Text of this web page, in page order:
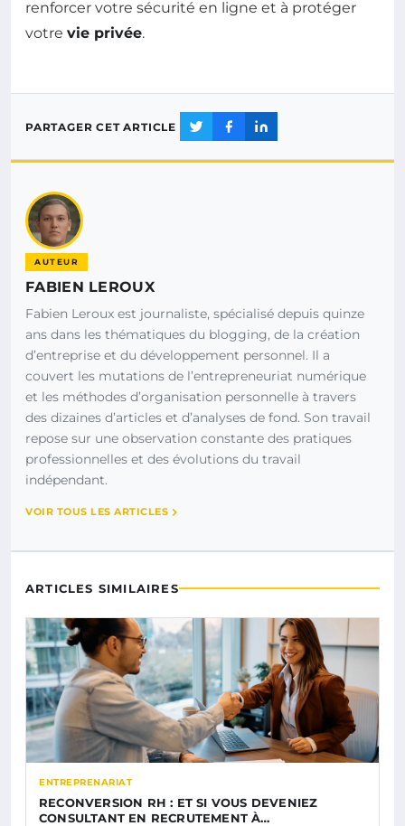
renforcer votre sécurité en ligne et à protéger
votre vie privée.
PARTAGER CET ARTICLE
AUTEUR
FABIEN LEROUX
Fabien Leroux est journaliste, spécialisé depuis quinze
ans dans les thématiques du blogging, de la création
d’entreprise et du développement personnel. Il a
couvert les mutations de l’entrepreneuriat numérique
et les méthodes d’organisation personnelle à travers
des dizaines d’articles et d’analyses de fond. Son travail
repose sur une observation constante des pratiques
professionnelles et des évolutions du travail
indépendant.
VOIR TOUS LES ARTICLES
ARTICLES SIMILAIRES
ENTREPRENARIAT
RECONVERSION RH : ET SI VOUS DEVENIEZ
CONSULTANT EN RECRUTEMENT À…